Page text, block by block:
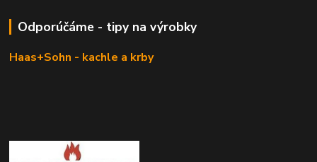
Odporúčáme - tipy na výrobky
Haas+Sohn - kachle a krby